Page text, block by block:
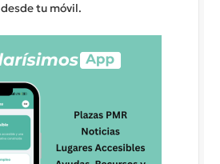
desde tu móvil.